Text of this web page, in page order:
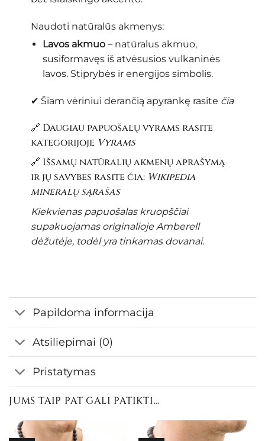
Naudoti natūralūs akmenys:
Lavos akmuo– natūralus akmuo,
susiformavęs iš atvėsusios vulkaninės
lavos. Stiprybės ir energijos simbolis.
✔ Šiam vėriniui derančią apyrankę rasite čia
🔗 Daugiau papuošalų vyrams rasite
kategorijoje Vyrams
🔗 Išsamų natūralių akmenų aprašymą
ir jų savybes rasite čia: Wikipedia
mineralų sąrašas
Kiekvienas papuošalas kruopščiai
supakuojamas originalioje Amberell
dėžutėje, todėl yra tinkamas dovanai.
Papildoma informacija
Atsiliepimai (0)
Pristatymas
JUMS TAIP PAT GALI PATIKTI…